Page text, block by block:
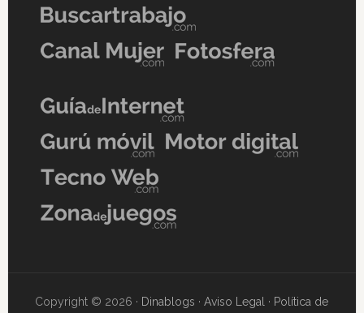
Copyright © 2026 · Dinablogs ·Aviso Legal · Política de